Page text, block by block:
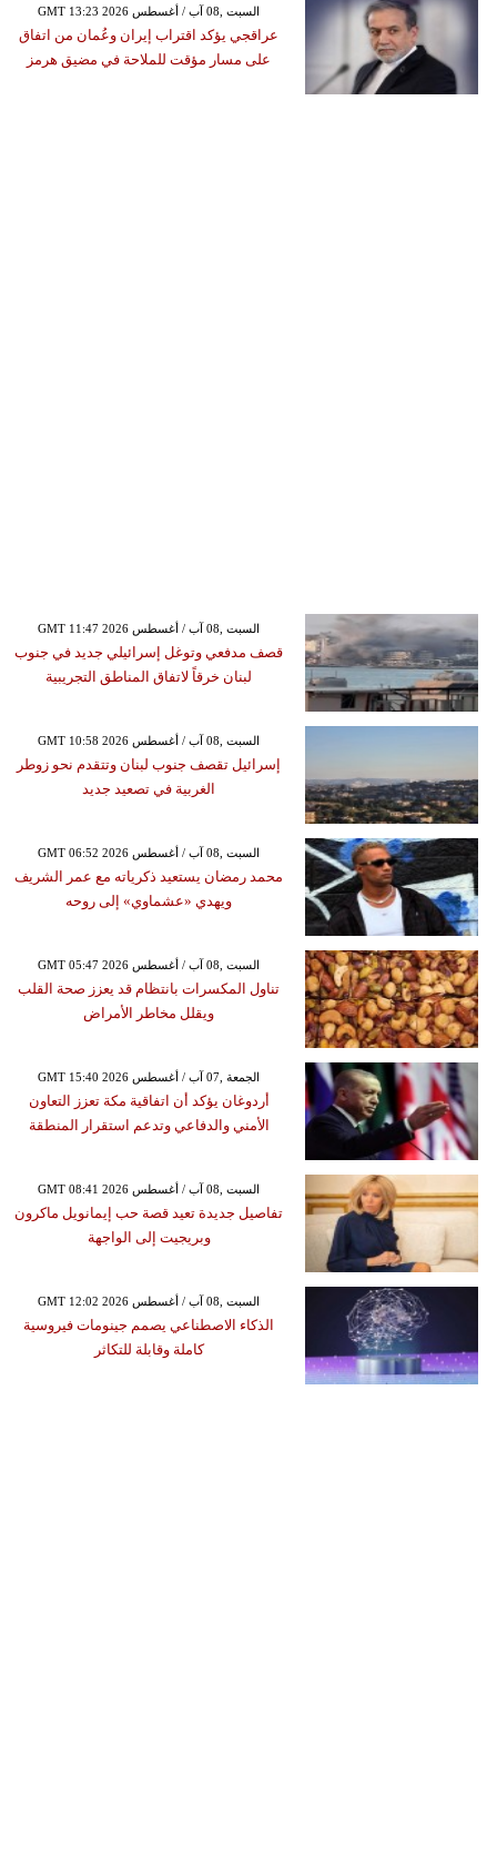
GMT 13:23 2026 السبت ,08 آب / أغسطس
عراقجي يؤكد اقتراب إيران وعُمان من اتفاق
على مسار مؤقت للملاحة في مضيق هرمز
GMT 11:47 2026 السبت ,08 آب / أغسطس
قصف مدفعي وتوغل إسرائيلي جديد في جنوب
لبنان خرقاً لاتفاق المناطق التجريبية
GMT 10:58 2026 السبت ,08 آب / أغسطس
إسرائيل تقصف جنوب لبنان وتتقدم نحو زوطر
الغربية في تصعيد جديد
GMT 06:52 2026 السبت ,08 آب / أغسطس
محمد رمضان يستعيد ذكرياته مع عمر الشريف
ويهدي «عشماوي» إلى روحه
GMT 05:47 2026 السبت ,08 آب / أغسطس
تناول المكسرات بانتظام قد يعزز صحة القلب
ويقلل مخاطر الأمراض
GMT 15:40 2026 الجمعة ,07 آب / أغسطس
أردوغان يؤكد أن اتفاقية مكة تعزز التعاون
الأمني والدفاعي وتدعم استقرار المنطقة
GMT 08:41 2026 السبت ,08 آب / أغسطس
تفاصيل جديدة تعيد قصة حب إيمانويل ماكرون
وبريجيت إلى الواجهة
GMT 12:02 2026 السبت ,08 آب / أغسطس
الذكاء الاصطناعي يصمم جينومات فيروسية
كاملة وقابلة للتكاثر